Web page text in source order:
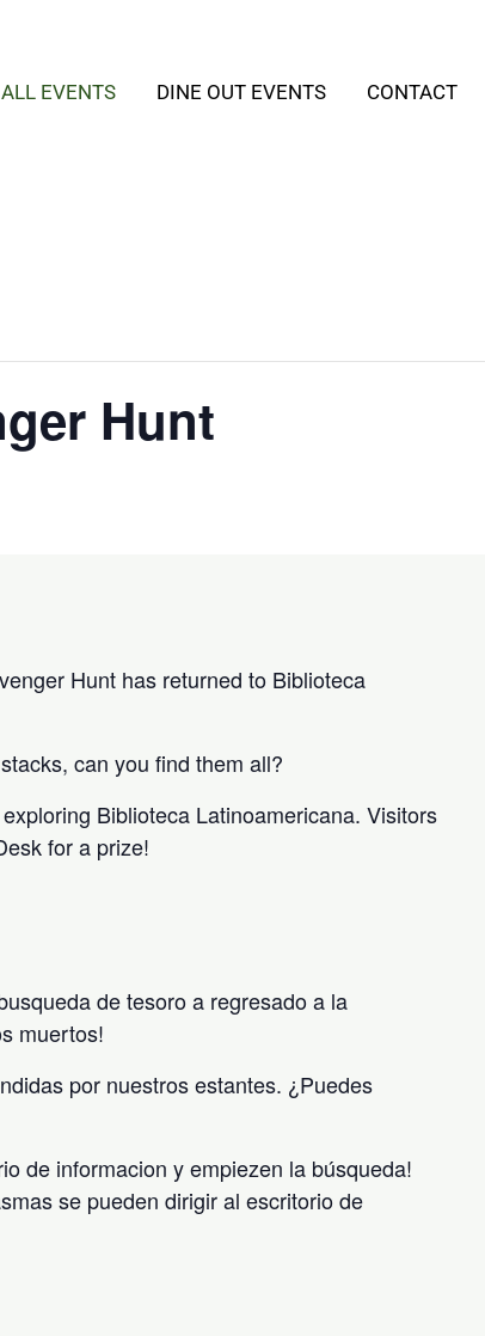
ALL EVENTS DINE OUT EVENTS CONTACT
Hunt
Hunt has returned to Biblioteca
can you find them all?
Biblioteca Latinoamericana. Visitors
for a prize!
de tesoro a regresado a la
muertos!
por nuestros estantes. ¿Puedes
de informacion y empiezen la búsqueda!
se pueden dirigir al escritorio de